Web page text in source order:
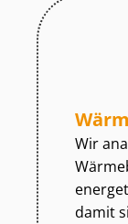
Wir
damit